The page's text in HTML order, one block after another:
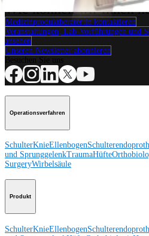
Wie können wir Ihnen
Medizinproduktberater:in kontaktieren
Veranstaltungen, Lab-Vorführungen und
ansehen
Unseren Newsletter abonnieren
Operationsverfahren
SchulterKnieEllenbogen
und SprunggelenkTraumaHüfte
SurgeryWirbelsäule
Produkt
SchulterKnieEllenbogen